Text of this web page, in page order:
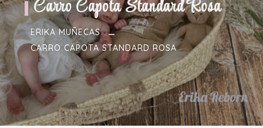
Carro Capota Standard Rosa
ERIKA MUÑECAS
CARRO CAPOTA STANDARD ROSA